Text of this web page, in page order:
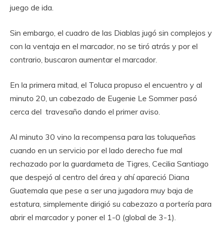
juego de ida.
Sin embargo, el cuadro de las Diablas jugó sin complejos y
con la ventaja en el marcador, no se tiró atrás y por el
contrario, buscaron aumentar el marcador.
En la primera mitad, el Toluca propuso el encuentro y al
minuto 20, un cabezado de Eugenie Le Sommer pasó
cerca del travesaño dando el primer aviso.
Al minuto 30 vino la recompensa para las toluqueñas
cuando en un servicio por el lado derecho fue mal
rechazado por la guardameta de Tigres, Cecilia Santiago
que despejó al centro del área y ahí apareció Diana
Guatemala que pese a ser una jugadora muy baja de
estatura, simplemente dirigió su cabezazo a portería para
abrir el marcador y poner el 1-0 (global de 3-1).